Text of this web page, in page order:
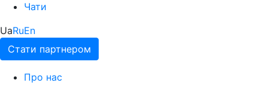
Чати
UaRuEn
Стати партнером
Про нас